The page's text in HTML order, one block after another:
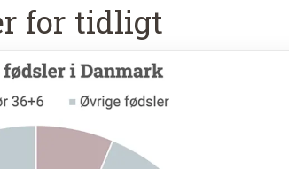
for tidligt